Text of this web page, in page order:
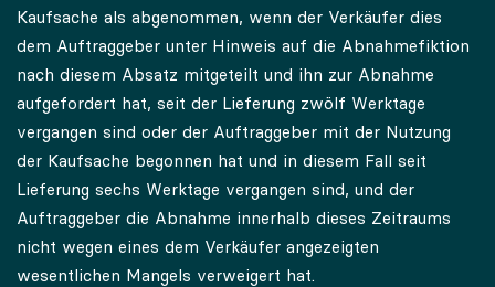
Kaufsache als abgenommen, wenn der Verkäufer dies
dem Auftraggeber unter Hinweis auf die Abnahmefiktion
nach diesem Absatz mitgeteilt und ihn zur Abnahme
aufgefordert hat, seit der Lieferung zwölf Werktage
vergangen sind oder der Auftraggeber mit der Nutzung
der Kaufsache begonnen hat und in diesem Fall seit
Lieferung sechs Werktage vergangen sind, und der
Auftraggeber die Abnahme innerhalb dieses Zeitraums
nicht wegen eines dem Verkäufer angezeigten
wesentlichen Mangels verweigert hat.